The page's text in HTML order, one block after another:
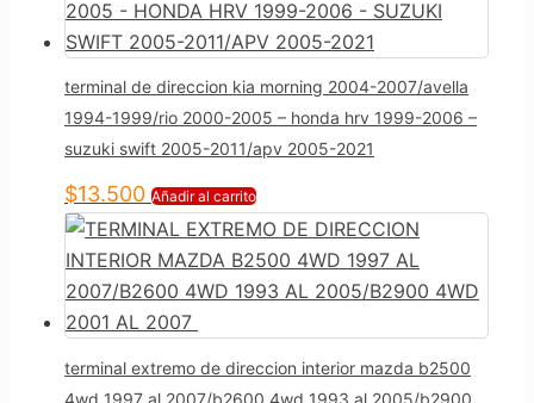
terminal de direccion kia morning 2004-2007/avella
1994-1999/rio 2000-2005 – honda hrv 1999-2006 –
suzuki swift 2005-2011/apv 2005-2021
$13.500 Añadir al carrito
terminal extremo de direccion interior mazda b2500
4wd 1997 al 2007/b2600 4wd 1993 al 2005/b2900